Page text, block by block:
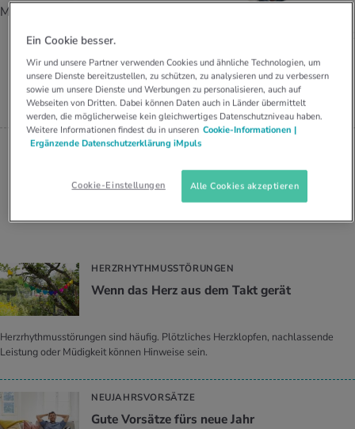
BMI berechnen
THEMEN IM BEREICH BEWEGUNG
Kalorienverbrauch berechnen
THEMEN IM BEREICH ENTSPANNUNG
Glücklich sein
Wissen
Mund- & Zahnpflege
THEMEN IM BEREICH SERVICES
Tools, Test & Quizze
Dr. med. Vân Nam Tran
Medbase Vevey.
Beiträge von Dr. med. Vân Nam Tran
HERZRHYTHMUSSTÖRUNGEN
Wenn das Herz aus dem Takt gerät
Herzrhythmusstörungen sind häufig. Plötzliches Herzklopfen, nachlassende
Leistung oder Müdigkeit können Hinweise sein.
NEUJAHRSVORSÄTZE
Gute Vor­sät­ze fürs neue Jahr
Ein Cookie besser.
Wir und unsere Partner verwenden Cookies und ähnliche Technologien, um
unsere Dienste bereitzustellen, zu schützen, zu analysieren und zu verbessern
sowie um unsere Dienste und Werbungen zu personalisieren, auch auf
Webseiten von Dritten. Dabei können Daten auch in Länder übermittelt
werden, die möglicherweise kein gleichwertiges Datenschutzniveau haben.
Weitere Informationen findest du in unseren Cookie-Informationen |
Ergänzende Datenschutzerklärung iMpuls
Cookie-Einstellungen Alle Cookies akzeptieren